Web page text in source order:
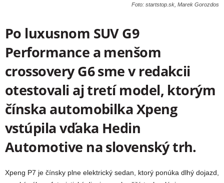
Foto: startstop.sk, Marek Gorozdos
Po luxusnom SUV G9
Performance a menšom
crossovery G6 sme v redakcii
otestovali aj tretí model, ktorým
čínska automobilka Xpeng
vstúpila vďaka Hedin
Automotive na slovenský trh.
Xpeng P7 je čínsky plne elektrický sedan, ktorý ponúka dlhý dojazd,